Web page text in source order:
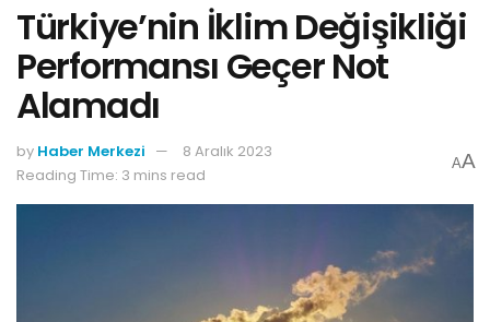
Türkiye’nin İklim Değişikliği
Performansı Geçer Not
Alamadı
by Haber Merkezi
8 Aralık 2023
Reading Time: 3 mins read
AA